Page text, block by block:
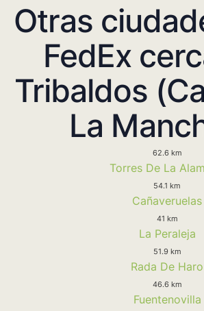
Otras
FedEx
Tribaldos
La
62.6 km
Torres De La
54.1 km
Cañaveruelas
41 km
La Peraleja
51.9 km
Rada De Haro
46.6 km
Fuentenovilla